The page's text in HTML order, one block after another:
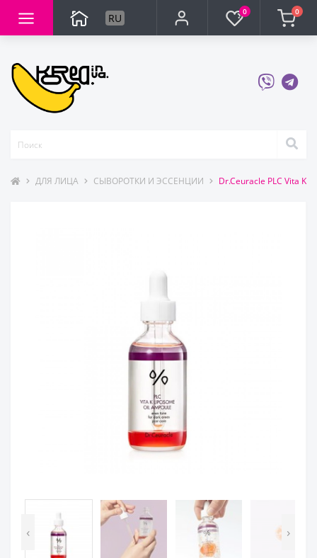
RU 0 0
ДЛЯ ЛИЦА СЫВОРОТКИ И ЭССЕНЦИИ Dr.Ceuracle PLC Vita K
‹ ›